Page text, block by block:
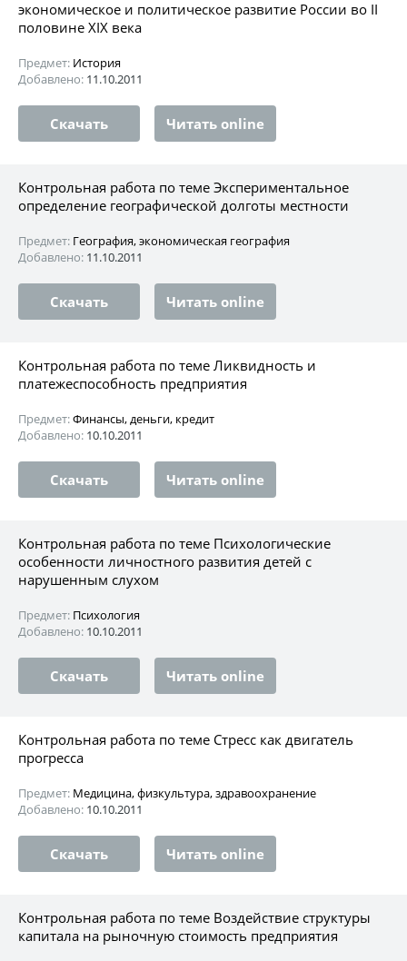
экономическое и политическое развитие России во II
половине XIX века
Предмет: История
Добавлено: 11.10.2011
Скачать Читать online
Контрольная работа по теме Экспериментальное
определение географической долготы местности
Предмет: География, экономическая география
Добавлено: 11.10.2011
Скачать Читать online
Контрольная работа по теме Ликвидность и
платежеспособность предприятия
Предмет:Финансы, деньги, кредит
Добавлено: 10.10.2011
Скачать Читать online
Контрольная работа по теме Психологические
особенности личностного развития детей с
нарушенным слухом
Предмет: Психология
Добавлено: 10.10.2011
Скачать Читать online
Контрольная работа по теме Стресс как двигатель
прогресса
Предмет: Медицина, физкультура, здравоохранение
Добавлено: 10.10.2011
Скачать Читать online
Контрольная работа по теме Воздействие структуры
капитала на рыночную стоимость предприятия